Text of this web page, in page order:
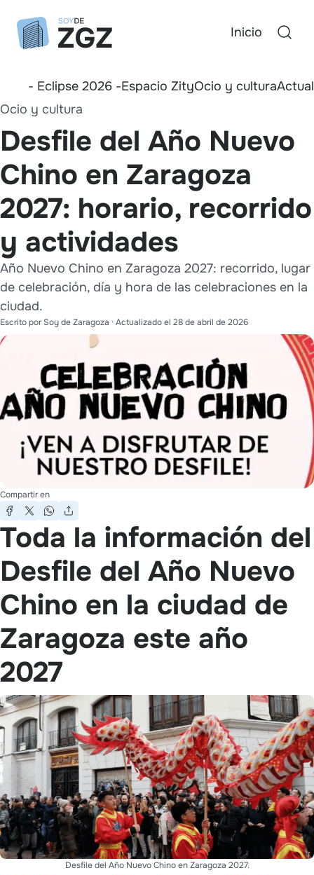
Inicio
- Eclipse 2026 -Espacio ZityOcio y cultura
Ocio y cultura
Desfile del Año Nuevo
Chino en Zaragoza
2027: horario, recorrido
y actividades
Año Nuevo Chino en Zaragoza 2027: recorrido, lugar
de celebración, día y hora de las celebraciones en la
ciudad.
Escrito porSoy de Zaragoza · Actualizado el 28 de abril de 2026
Compartir en
Toda la información del
Desfile del Año Nuevo
Chino en la ciudad de
Zaragoza este año
2027
Desfile del Año Nuevo Chino en Zaragoza 2027.